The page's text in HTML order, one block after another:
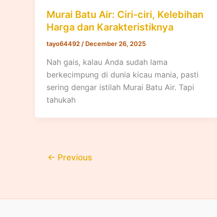
Murai Batu Air: Ciri-ciri, Kelebihan
Harga dan Karakteristiknya
tayo64492 / December 26, 2025
Nah gais, kalau Anda sudah lama
berkecimpung di dunia kicau mania, pasti
sering dengar istilah Murai Batu Air. Tapi
tahukah
← Previous